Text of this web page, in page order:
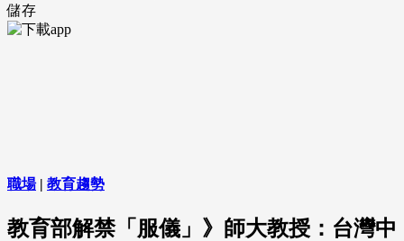
儲存
職場| 教育趨勢
教育部解禁「服儀」》師大教授：台灣中